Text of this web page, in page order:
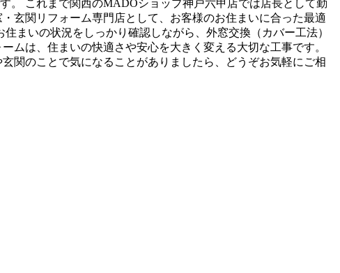
。 これまで関西のMADOショップ神戸六甲店では店長として勤
玄関リフォーム専門店として、お客様のお住まいに合った最適
まいの状況をしっかり確認しながら、外窓交換（カバー工法）
ムは、住まいの快適さや安心を大きく変える大切な工事です。
関のことで気になることがありましたら、どうぞお気軽にご相